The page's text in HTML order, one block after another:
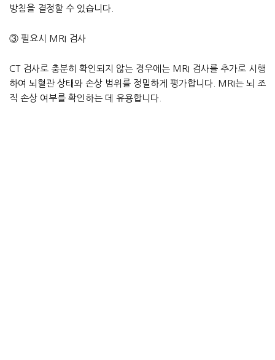
방침을 결정할 수 있습니다.
③ 필요시 MRI 검사
CT 검사로 충분히 확인되지 않는 경우에는 MRI 검사를 추가로 시행
하여 뇌혈관 상태와 손상 범위를 정밀하게 평가합니다. MRI는 뇌 조
직 손상 여부를 확인하는 데 유용합니다.